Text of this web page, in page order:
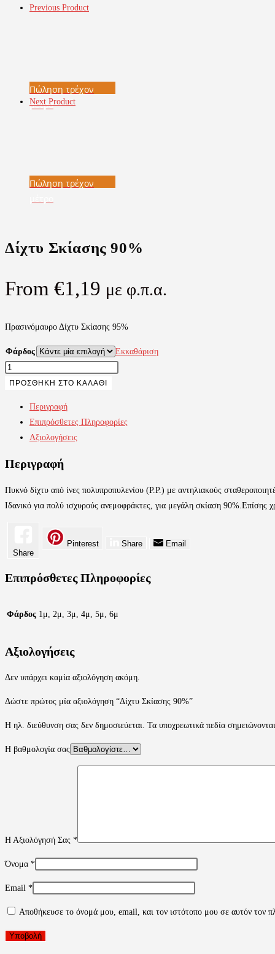
Previous Product
Πώληση τρέχον
μέτρο
Next Product
Πώληση τρέχον
Δίχτυ Σκίασης 90%
From €1,19 με φ.π.α.
Πρασινόμαυρο Δίχτυ Σκίασης 95%
Φάρδος
Εκκαθάριση
Δίχτυ
Σκίασης
ποσότητα
ΠΡΟΣΘΉΚΗ ΣΤΟ ΚΑΛΆΘΙ
Περιγραφή
Επιπρόσθετες Πληροφορίες
Αξιολογήσεις
Περιγραφή
Πυκνό δίχτυ από ίνες πολυπροπυλενίου (P.P.) με αντηλιακούς
Ιδανικό για πολύ ισχυρούς ανεμοφράκτες, για μεγάλη σκίαση 90%.Επίσης
Share
Pinterest Share Email
Επιπρόσθετες Πληροφορίες
Φάρδος 1μ, 2μ, 3μ, 4μ, 5μ, 6μ
Αξιολογήσεις
Δεν υπάρχει καμία αξιολόγηση ακόμη.
Δώστε πρώτος μία αξιολόγηση “Δίχτυ Σκίασης 90%”
Η ηλ. διεύθυνση σας δεν δημοσιεύεται. Τα υποχρεωτικά πεδία
Η βαθμολογία σας
Η Αξιολόγησή Σας *
Όνομα *
Email *
Αποθήκευσε το όνομά μου, email, και τον ιστότοπο μου σε αυτόν τον